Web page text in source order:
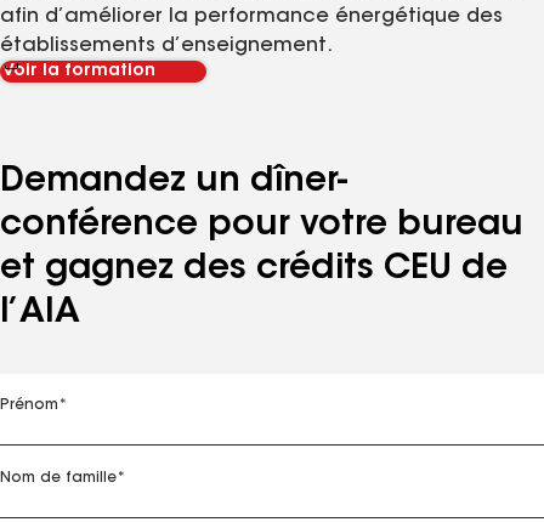
afin d’améliorer la performance énergétique des
établissements d’enseignement.
Voir la formation
Demandez un dîner-
conférence pour votre bureau
et gagnez des crédits CEU de
l’AIA
Prénom *
Nom de famille*